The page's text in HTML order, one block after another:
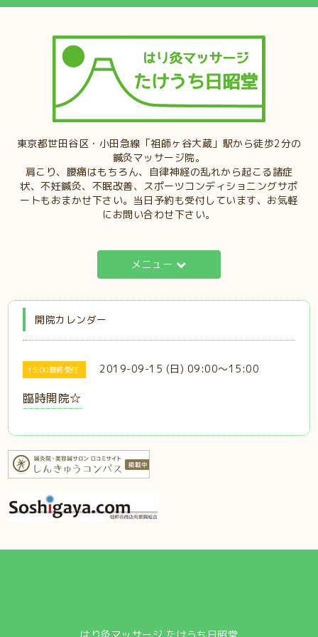
東京都世田谷区・小田急線「祖師ヶ谷大蔵」駅から徒歩2分の
鍼灸マッサージ院。
肩こり、腰痛はもちろん、自律神経の乱れから起こる諸症
状、不妊鍼灸、不眠改善、スポーツコンディショニングサポ
ートもおまかせ下さい。当日予約も受付しています、お気軽
にお問い合わせ下さい。
メニュー
開院カレンダー
15:00最終受付 2019-09-15 (日) 09:00～15:00
臨時開院☆